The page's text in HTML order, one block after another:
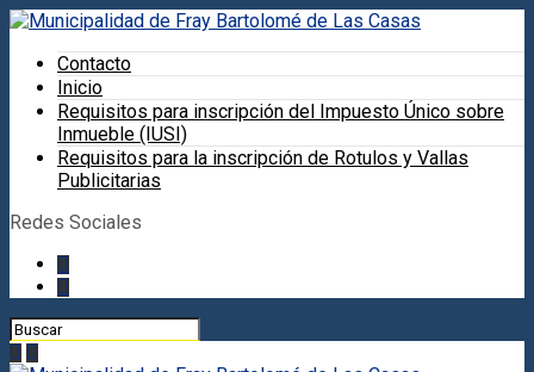
Contacto
Inicio
Requisitos para inscripción del Impuesto Único sobre
Inmueble (IUSI)
Requisitos para la inscripción de Rotulos y Vallas
Publicitarias
Redes Sociales